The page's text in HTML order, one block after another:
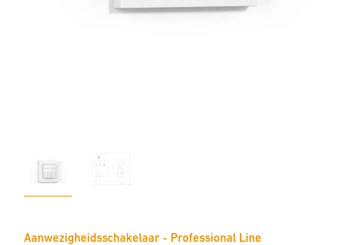
Aanwezigheidsschakelaar - Professional Line